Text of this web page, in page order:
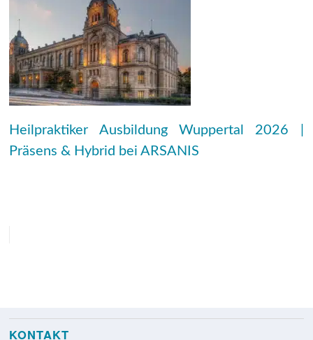
Heilpraktiker Ausbildung Wuppertal 2026 |
Präsens & Hybrid bei ARSANIS
KONTAKT